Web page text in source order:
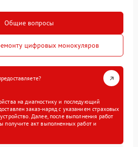
Общие вопросы
цифровых монокуляров
на диагностику и последующий
заказ-наряд с указанием страховых
Далее, после выполнения работ
получите акт выполненных работ и